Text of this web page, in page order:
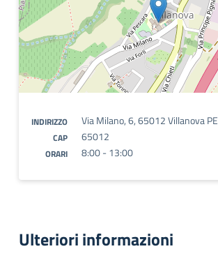
INDIRIZZO Via Milano, 6, 65012 Villanova PE
CAP 65012
ORARI 8:00 - 13:00
Ulteriori informazioni